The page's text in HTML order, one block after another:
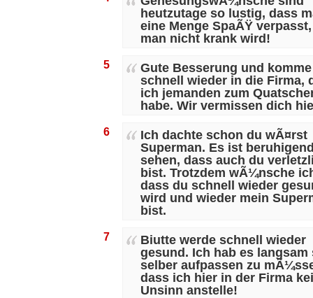
heutzutage so lustig, dass
eine Menge SpaÃŸ
man nicht krank wird!
5
Gute Besserung und komme
schnell wieder in die Firma,
ich jemanden zum
habe. Wir vermissen dich
6
Ich dachte schon du wÃ¤rst
Superman. Es ist
sehen, dass auch du
bist. Trotzdem wÃ¼nsche
dass du schnell wieder
wird und wieder mein
bist.
7
Biutte werde schnell wieder
gesund. Ich hab es langsam
selber aufpassen zu
dass ich hier in der Firma
Unsinn anstelle!